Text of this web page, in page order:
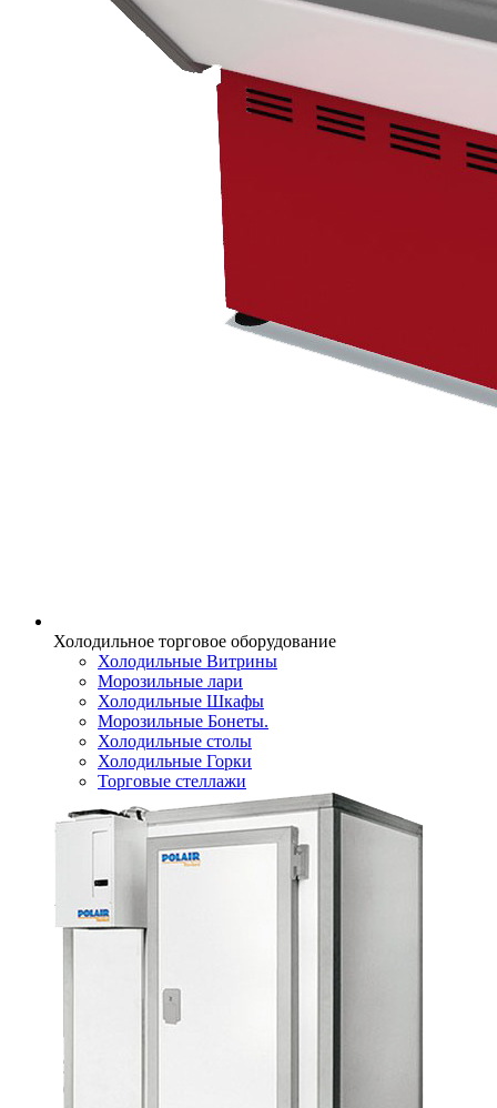
Холодильное торговое оборудование
Холодильные Витрины
Морозильные лари
Холодильные Шкафы
Морозильные Бонеты.
Холодильные столы
Холодильные Горки
Торговые стеллажи